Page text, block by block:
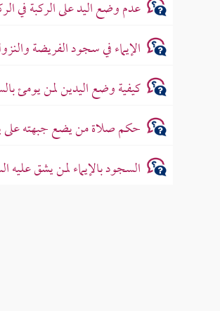
عدم وضع اليد على الركبة في
الإيماء في سجود الفريضة
كيفية وضع اليدين لمن يومئ
حكم صلاة من يضع جبهته على
السجود بالإيماء لمن يشق